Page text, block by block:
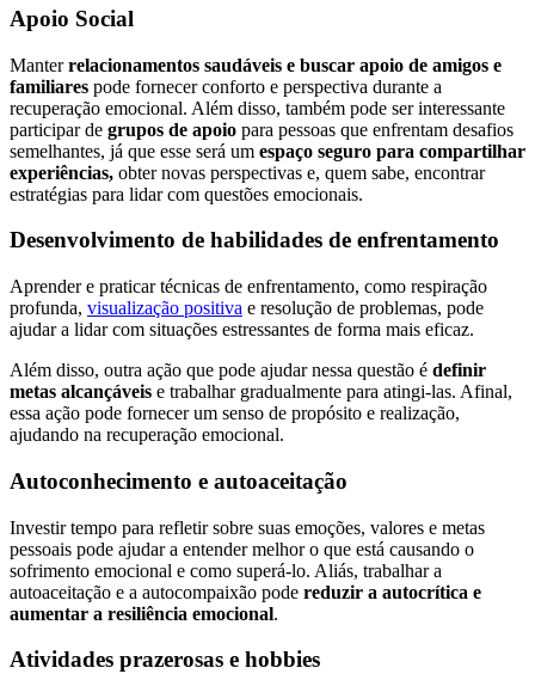
Apoio Social
Manterrelacionamentos saudáveis e buscar apoio de amigos e
familiares pode fornecer conforto e perspectiva durante a
recuperação emocional. Além disso, também pode ser interessante
participar de grupos de apoio para pessoas que enfrentam desafios
semelhantes, já que esse será um espaço seguro para compartilhar
experiências, obter novas perspectivas e, quem sabe, encontrar
estratégias para lidar com questões emocionais.
Desenvolvimento de habilidades de enfrentamento
Aprender e praticar técnicas de enfrentamento, como respiração
profunda, visualização positiva e resolução de problemas, pode
ajudar a lidar com situações estressantes de forma mais eficaz.
Além disso, outra ação que pode ajudar nessa questão é definir
metas alcançáveis e trabalhar gradualmente para atingi-las. Afinal,
essa ação pode fornecer um senso de propósito e realização,
ajudando na recuperação emocional.
Autoconhecimento e autoaceitação
Investir tempo para refletir sobre suas emoções, valores e metas
pessoais pode ajudar a entender melhor o que está causando o
sofrimento emocional e como superá-lo. Aliás, trabalhar a
autoaceitação e a autocompaixão pode reduzir a autocrítica e
aumentar a resiliência emocional.
Atividades prazerosas e hobbies